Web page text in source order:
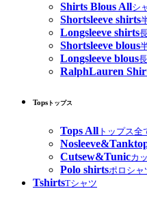
Shirts Blous Allシ
Shortsleeve shirts
Longsleeve shirts
Shortsleeve blous
Longsleeve blous
RalphLauren
Tops トップス
Tops All トップス全
Cutsew&Tunicカ
Polo shirtsポロシャ
TshirtsTシャツ